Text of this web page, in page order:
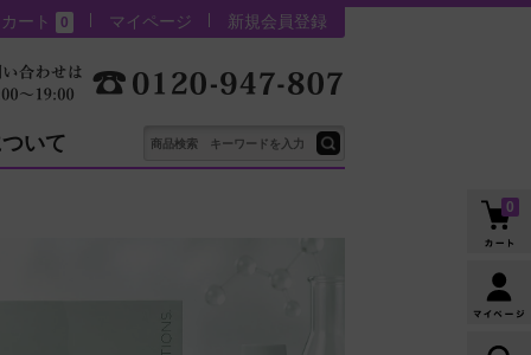
カート 0 マイページ 新規会員登録
いて
0